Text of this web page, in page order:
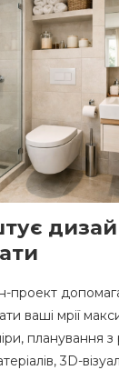
проект
ваші мрії
планування
3D-